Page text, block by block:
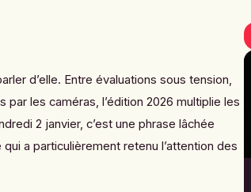
d’elle. Entre évaluations sous tension,
les caméras, l’édition 2026 multiplie les
2 janvier, c’est une phrase lâchée
a particulièrement retenu l’attention des